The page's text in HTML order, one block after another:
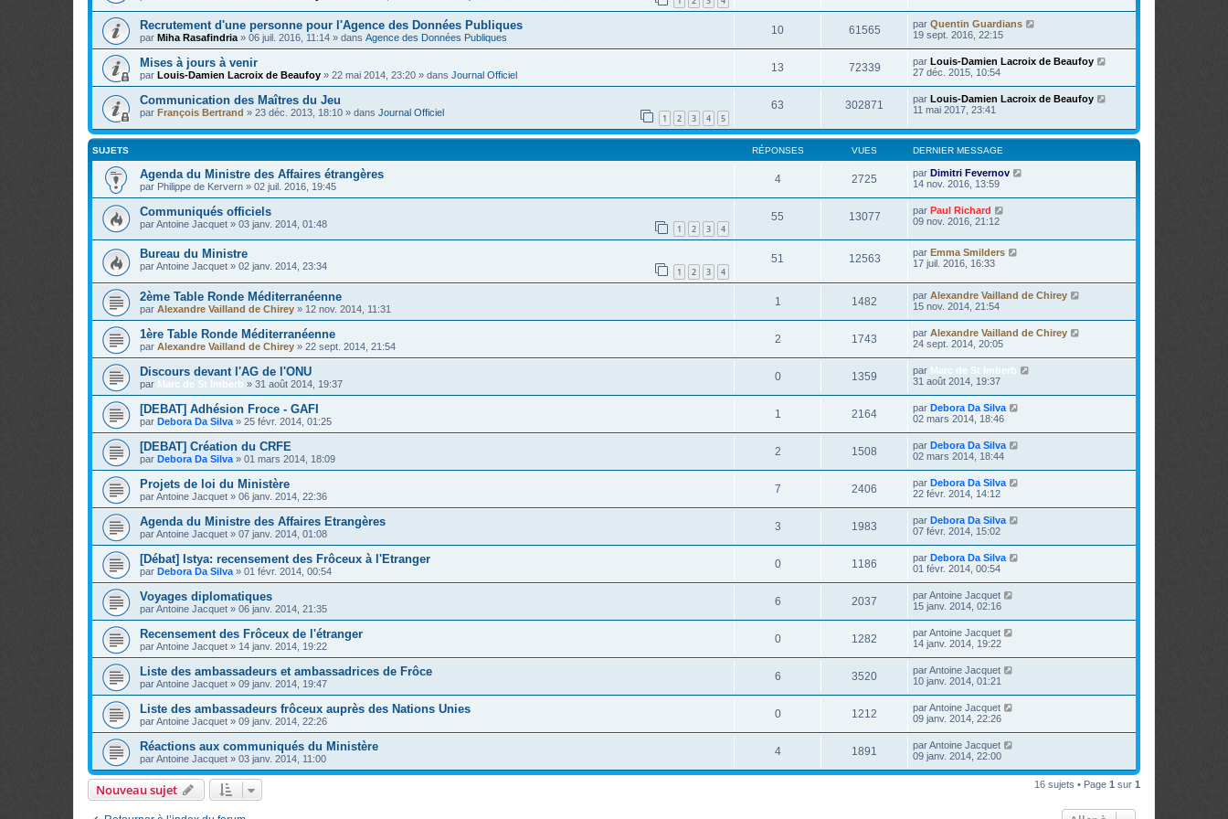
s
a
Recrutement d'une personne pour l'Agence des Données Publiques
par Miha Rasafindria » 06 juil. 2016, 11:14 » dans Agence des Données Publiques
10 61565 par Quentin Guardians
19 sept. 2016, 22:15
Mises à jours à venir
par Louis-Damien Lacroix de Beaufoy » 22 mai 2014, 23:20 » dans Journal Officiel
13 72339 par Louis-Damien Lacroix de Beaufoy
27 déc. 2015, 10:54
Communication des Maîtres du Jeu
par François Bertrand » 23 déc. 2013, 18:10 » dans Journal Officiel 1 2 3 4 5
63 302871 par Louis-Damien Lacroix de Beaufoy
11 mai 2017, 23:41
SUJETS RÉPONSES VUES DERNIER MESSAGE
Agenda du Ministre des Affaires étrangères
par Philippe de Kervern » 02 juil. 2016, 19:45
4 2725 par Dimitri Fevernov
14 nov. 2016, 13:59
Communiqués officiels
parAntoine Jacquet » 03 janv. 2014, 01:48 1 2 3 4
55 13077 par Paul Richard
09 nov. 2016, 21:12
Bureau du Ministre
parAntoine Jacquet » 02 janv. 2014, 23:34 1 2 3 4
51 12563 par Emma Smilders
17 juil. 2016, 16:33
2ème Table Ronde Méditerranéenne
par Alexandre Vailland de Chirey » 12 nov. 2014, 11:31
1 1482 par Alexandre Vailland de Chirey
15 nov. 2014, 21:54
1ère Table Ronde Méditerranéenne
par Alexandre Vailland de Chirey » 22 sept. 2014, 21:54
2 1743 par Alexandre Vailland de Chirey
24 sept. 2014, 20:05
Discours devant l'AG de l'ONU
par Marc de St Imberb » 31 août 2014, 19:37
0 1359 par Marc de St Imberb
31 août 2014, 19:37
[DEBAT] Adhésion Froce - GAFI
par Debora Da Silva » 25 févr. 2014, 01:25
1 2164 par Debora Da Silva
02 mars 2014, 18:46
[DEBAT] Création du CRFE
par Debora Da Silva » 01 mars 2014, 18:09
2 1508 par Debora Da Silva
02 mars 2014, 18:44
Projets de loi du Ministère
parAntoine Jacquet » 06 janv. 2014, 22:36
7 2406 par Debora Da Silva
22 févr. 2014, 14:12
Agenda du Ministre des Affaires Etrangères
parAntoine Jacquet » 07 janv. 2014, 01:08
3 1983 par Debora Da Silva
07 févr. 2014, 15:02
[Débat] Istya: recensement des Frôceux à l'Etranger
par Debora Da Silva » 01 févr. 2014, 00:54
0 1186 par Debora Da Silva
01 févr. 2014, 00:54
Voyages diplomatiques
parAntoine Jacquet » 06 janv. 2014, 21:35
6 2037 parAntoine Jacquet
15 janv. 2014, 02:16
Recensement des Frôceux de l'étranger
parAntoine Jacquet » 14 janv. 2014, 19:22
0 1282 parAntoine Jacquet
14 janv. 2014, 19:22
Liste des ambassadeurs et ambassadrices de Frôce
parAntoine Jacquet » 09 janv. 2014, 19:47
6 3520 parAntoine Jacquet
10 janv. 2014, 01:21
Liste des ambassadeurs frôceux auprès des Nations Unies
parAntoine Jacquet » 09 janv. 2014, 22:26
0 1212 parAntoine Jacquet
09 janv. 2014, 22:26
Réactions aux communiqués du Ministère
parAntoine Jacquet » 03 janv. 2014, 11:00
4 1891 parAntoine Jacquet
09 janv. 2014, 22:00
Nouveau sujet 16 sujets • Page 1 sur 1